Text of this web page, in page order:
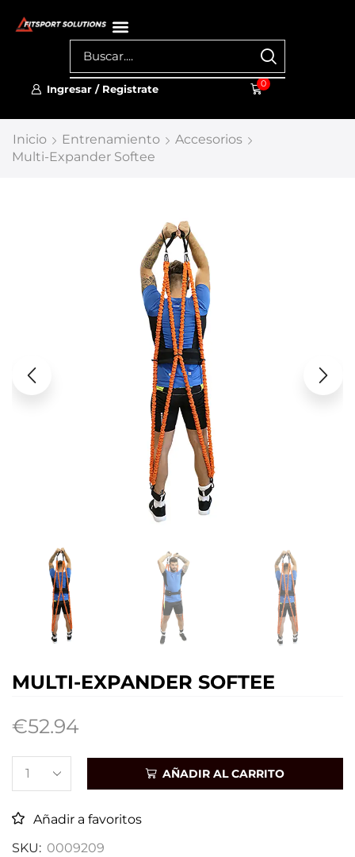
Ingresar / Registrate 0
Inicio Entrenamiento
Accesorios
Multi-Expander Softee
MULTI-EXPANDER SOFTEE
€52.94
AÑADIR AL CARRITO
Añadir a favoritos
SKU: 0009209